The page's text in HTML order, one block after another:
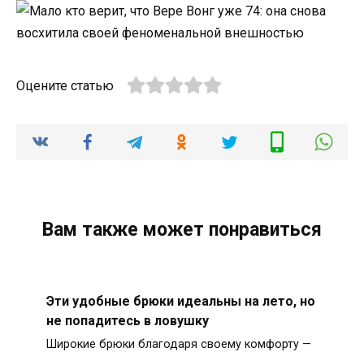
Оцените статью
Вам также может понравиться
Эти удобные брюки идеальны на лето, но
не попадитесь в ловушку
Широкие брюки благодаря своему комфорту —